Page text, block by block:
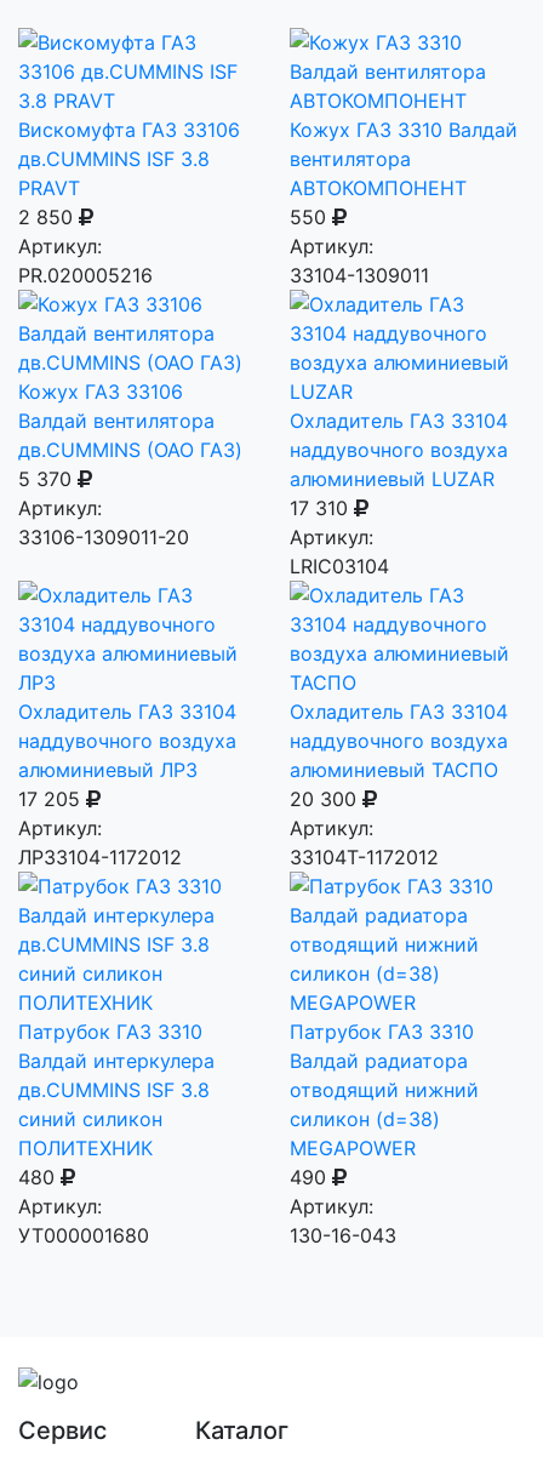
Вискомуфта ГАЗ 33106
дв.CUMMINS ISF 3.8
PRAVT
2 850
Артикул:
PR.020005216
Кожух ГАЗ 3310 Валдай
вентилятора
АВТОКОМПОНЕНТ
550
Артикул:
33104-1309011
Кожух ГАЗ 33106
Валдай вентилятора
дв.CUMMINS (ОАО ГАЗ)
5 370
Артикул:
33106-1309011-20
Охладитель ГАЗ 33104
наддувочного воздуха
алюминиевый LUZAR
17 310
Артикул:
LRIC03104
Охладитель ГАЗ 33104
наддувочного воздуха
алюминиевый ЛРЗ
17 205
Артикул:
ЛР33104-1172012
Охладитель ГАЗ 33104
наддувочного воздуха
алюминиевый ТАСПО
20 300
Артикул:
33104T-1172012
Патрубок ГАЗ 3310
Валдай интеркулера
дв.CUMMINS ISF 3.8
синий силикон
ПОЛИТЕХНИК
480
Артикул:
УТ000001680
Патрубок ГАЗ 3310
Валдай радиатора
отводящий нижний
силикон (d=38)
MEGAPOWER
490
Артикул:
130-16-043
Сервис Каталог